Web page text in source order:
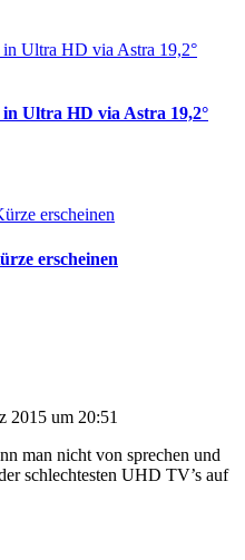
Ultra HD via Astra 19,2°
erscheinen
2015 um 20:51
man nicht von sprechen und
schlechtesten UHD TV’s auf